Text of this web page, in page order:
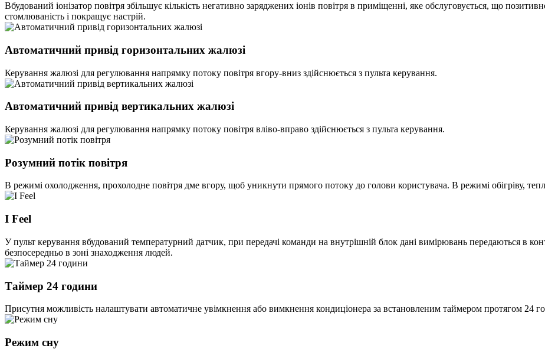
Вбудований іонізатор повітря збільшує кількість негативно заряджених іонів повітря в приміщенні, яке обслуговується, що
стомлюваність і покращує настрій.
Автоматичний привід горизонтальних жалюзі
Керування жалюзі для регулювання напрямку потоку повітря вгору-вниз здійснюється з пульта керування.
Автоматичний привід вертикальних жалюзі
Керування жалюзі для регулювання напрямку потоку повітря вліво-вправо здійснюється з пульта керування.
Розумний потік повітря
В режимі охолодження, прохолодне повітря дме вгору, щоб уникнути прямого потоку до голови користувача. В режимі обігріву,
I Feel
У пульт керування вбудований температурний датчик, при передачі команди на внутрішній блок дані вимірювань передаються в
безпосередньо в зоні знаходження людей.
Таймер 24 години
Присутня можливість налаштувати автоматичне увімкнення або вимкнення кондиціонера за встановленим таймером протягом 24
Режим сну